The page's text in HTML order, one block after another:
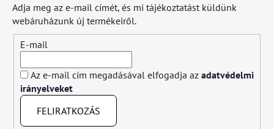
Adja meg az e-mail címét, és mi tájékoztatást küldünk
webáruházunk új termékeiről.
E-mail
Az e-mail cím megadásával elfogadja az adatvédelmi
irányelveket
FELIRATKOZÁS